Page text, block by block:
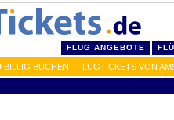
FLUG ANGEBOTE
BUCHEN - FLUGTICKETS VON